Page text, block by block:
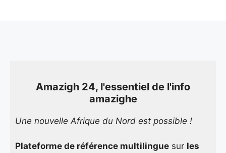
Amazigh 24, l'essentiel de l'info
amazighe
Une nouvelle Afrique du Nord est possible !
Plateforme de référence multilingue sur les